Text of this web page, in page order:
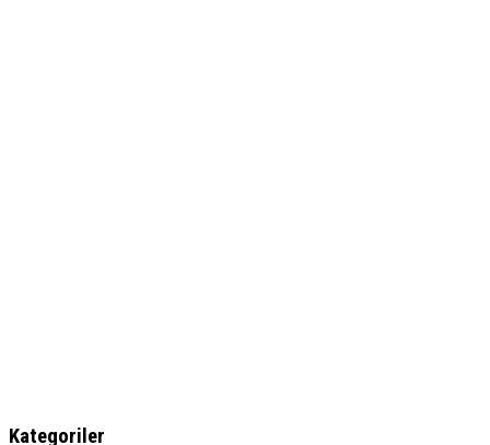
Kategoriler